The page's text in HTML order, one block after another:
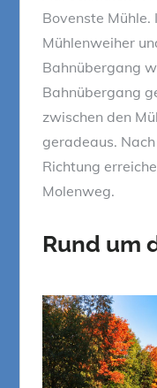
Bovenste Mühle.
Mühlenweiher
Bahnübergang
Bahnübergang
zwischen den
geradeaus.
Richtung
Molenweg.
Rund um